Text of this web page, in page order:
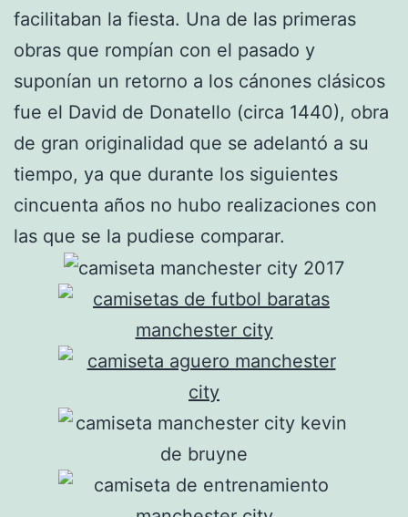
facilitaban la fiesta. Una de las primeras
obras que rompían con el pasado y
suponían un retorno a los cánones clásicos
fue el David de Donatello (circa 1440), obra
de gran originalidad que se adelantó a su
tiempo, ya que durante los siguientes
cincuenta años no hubo realizaciones con
las que se la pudiese comparar.